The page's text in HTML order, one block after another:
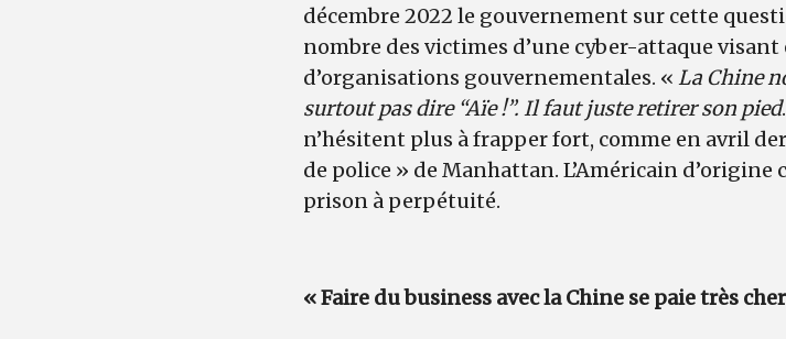
décembre 2022 le gouvernement sur cette
nombre des victimes d’une cyber-attaque
d’organisations gouvernementales. « La Chine
surtout pas dire “Aïe !”. Il faut juste retirer son pied
n’hésitent plus à frapper fort, comme en avril
de police » de Manhattan. L’Américain
prison à perpétuité.
« Faire du business avec la Chine se paie très